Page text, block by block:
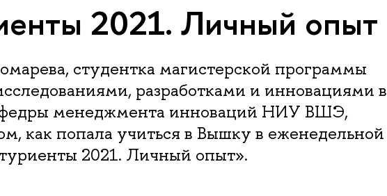
2021. Личный опыт
студентка магистерской программы
разработками и инновациями в
менеджмента инноваций НИУ ВШЭ,
как попала учиться в Вышку в еженедельной
2021. Личный опыт».